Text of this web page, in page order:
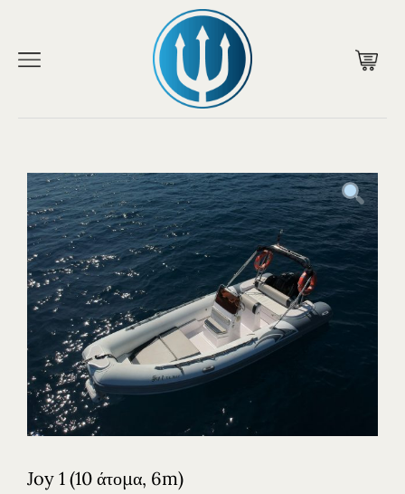
Joy 1 (10 άτομα, 6m)